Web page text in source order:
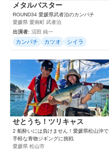
メタルバスター
ROUND34 愛媛県武者泊のカンパチ
愛媛県 愛南町 武者泊
出演者: 沼田 純一
カンパチ カツオ シイラ
せとうち！ツリキャス
2 船酔いには負けません！愛媛県松山沖で
手軽な青物ジギングに挑戦
愛媛県 松山市